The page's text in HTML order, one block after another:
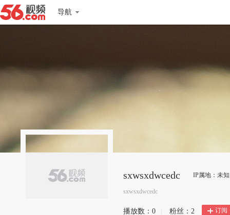
导航
sxwsxdwcedc IP属地：未知
sxwsxdwcedc
播放数： 0 粉丝： 2 订阅